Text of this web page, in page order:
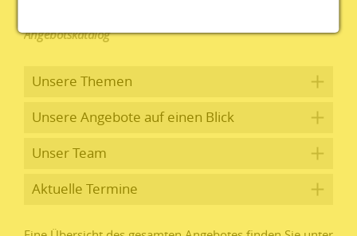
Angebotskatalog
Unsere Themen
Unsere Angebote auf einen Blick
Unser Team
Aktuelle Termine